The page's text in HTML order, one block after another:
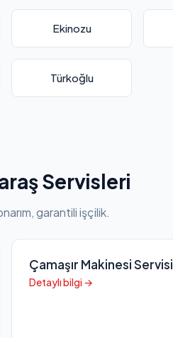
Ekinozu
Türkoğlu
Servisleri
garantili işçilik.
Çamaşır Makinesi Servisi
Detaylı bilgi →